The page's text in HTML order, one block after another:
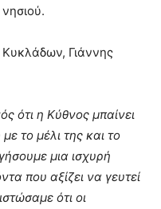
Γιάννης
ότι η Κύθνος μπαίνει
το μέλι της και το
μια ισχυρή
που αξίζει να γευτεί
ότι οι